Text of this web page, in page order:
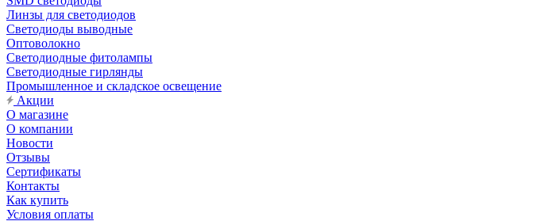
Линзы для светодиодов
Светодиоды выводные
Оптоволокно
Светодиодные фитолампы
Светодиодные гирлянды
Промышленное и складское освещение
Акции
О магазине
О компании
Новости
Отзывы
Сертификаты
Контакты
Как купить
Условия оплаты